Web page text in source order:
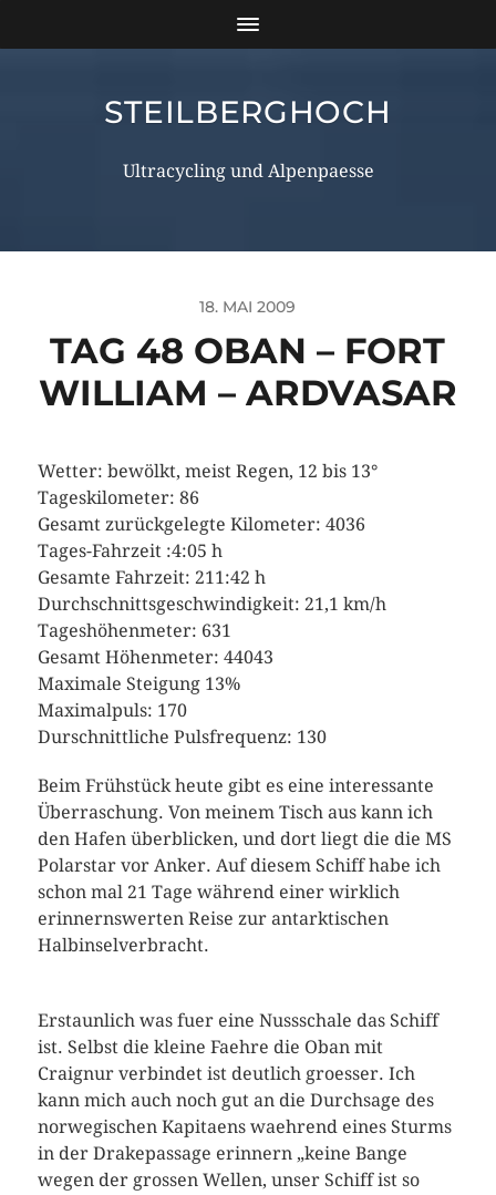
STEILBERGHOCH
Ultracycling und Alpenpaesse
18. MAI 2009
TAG 48 OBAN – FORT
WILLIAM – ARDVASAR
Wetter: bewölkt, meist Regen, 12 bis 13°
Tageskilometer: 86
Gesamt zurückgelegte Kilometer: 4036
Tages-Fahrzeit :4:05 h
Gesamte Fahrzeit: 211:42 h
Durchschnittsgeschwindigkeit: 21,1 km/h
Tageshöhenmeter: 631
Gesamt Höhenmeter: 44043
Maximale Steigung 13%
Maximalpuls: 170
Durschnittliche Pulsfrequenz: 130
Beim Frühstück heute gibt es eine interessante
Überraschung. Von meinem Tisch aus kann ich
den Hafen überblicken, und dort liegt die die MS
Polarstar vor Anker. Auf diesem Schiff habe ich
schon mal 21 Tage während einer wirklich
erinnernswerten Reise zur antarktischen
Halbinselverbracht.
Erstaunlich was fuer eine Nussschale das Schiff
ist. Selbst die kleine Faehre die Oban mit
Craignur verbindet ist deutlich groesser. Ich
kann mich auch noch gut an die Durchsage des
norwegischen Kapitaens waehrend eines Sturms
in der Drakepassage erinnern „keine Bange
wegen der grossen Wellen, unser Schiff ist so